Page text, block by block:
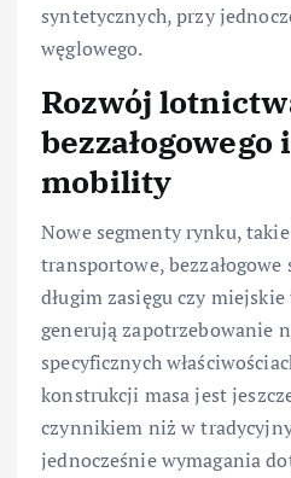
syntetycznych, przy
węglowego.
Rozwój
mobility
Nowe segmenty rynku,
transportowe,
długim zasięgu czy
generują zapotrzebowanie
specyficznych
konstrukcji masa jest
czynnikiem niż w
jednocześnie wymagania